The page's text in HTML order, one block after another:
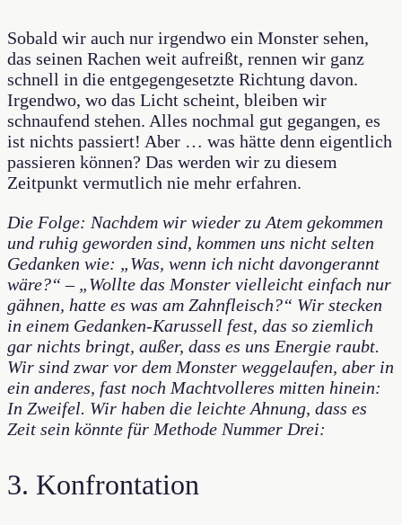
Sobald wir auch nur irgendwo ein Monster sehen,
das seinen Rachen weit aufreißt, rennen wir ganz
schnell in die entgegengesetzte Richtung davon.
Irgendwo, wo das Licht scheint, bleiben wir
schnaufend stehen. Alles nochmal gut gegangen, es
ist nichts passiert! Aber … was hätte denn eigentlich
passieren können? Das werden wir zu diesem
Zeitpunkt vermutlich nie mehr erfahren.
Die Folge: Nachdem wir wieder zu Atem gekommen
und ruhig geworden sind, kommen uns nicht selten
Gedanken wie: „Was, wenn ich nicht davongerannt
wäre?“ – „Wollte das Monster vielleicht einfach nur
gähnen, hatte es was am Zahnfleisch?“ Wir stecken
in einem Gedanken-Karussell fest, das so ziemlich
gar nichts bringt, außer, dass es uns Energie raubt.
Wir sind zwar vor dem Monster weggelaufen, aber in
ein anderes, fast noch Machtvolleres mitten hinein:
In Zweifel. Wir haben die leichte Ahnung, dass es
Zeit sein könnte für Methode Nummer Drei:
3. Konfrontation